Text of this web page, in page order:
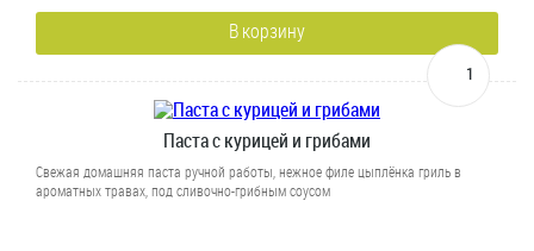
В корзину
1
Паста с курицей и грибами
Свежая домашняя паста ручной работы, нежное филе цыплёнка гриль в
ароматных травах, под сливочно-грибным соусом